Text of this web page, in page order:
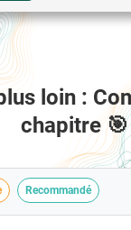
loin :
chapitre 🎯
Recommandé